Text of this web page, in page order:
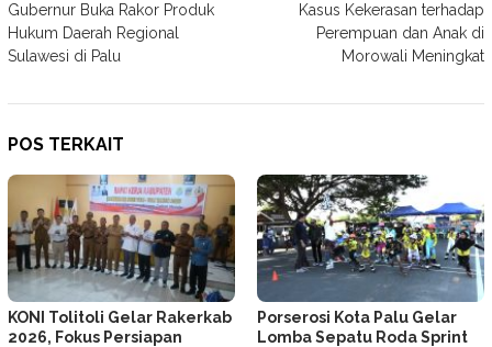
pos
Gubernur Buka Rakor Produk
Hukum Daerah Regional
Sulawesi di Palu
Kasus Kekerasan terhadap
Perempuan dan Anak di
Morowali Meningkat
POS TERKAIT
KONI Tolitoli Gelar Rakerkab
2026, Fokus Persiapan
Porserosi Kota Palu Gelar
Lomba Sepatu Roda Sprint